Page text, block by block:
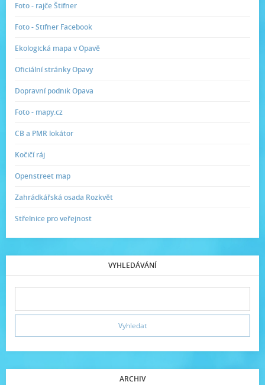
Foto - rajče Štifner
Foto - Stifner Facebook
Ekologická mapa v Opavě
Oficiální stránky Opavy
Dopravní podnik Opava
Foto - mapy.cz
CB a PMR lokátor
Kočičí ráj
Openstreet map
Zahrádkářská osada Rozkvět
Střelnice pro veřejnost
VYHLEDÁVÁNÍ
ARCHIV